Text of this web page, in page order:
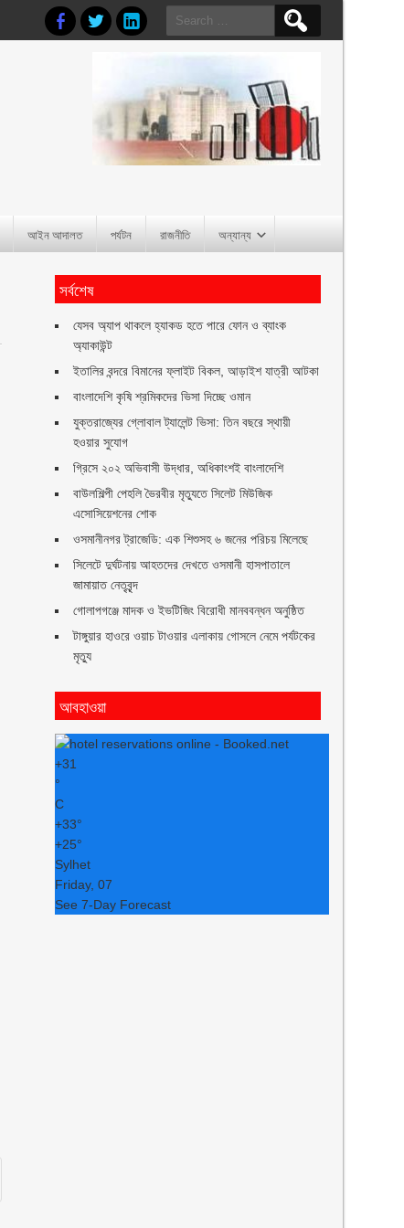
Search
for:
আইন আদালত পর্যটন রাজনীতি অন্যান্য
সর্বশেষ
যেসব অ্যাপ থাকলে হ্যাকড হতে পারে ফোন ও ব্যাংক
অ্যাকাউন্ট
ইতালির বন্দরে বিমানের ফ্লাইট বিকল, আড়াইশ যাত্রী আটকা
বাংলাদেশি কৃষি শ্রমিকদের ভিসা দিচ্ছে ওমান
যুক্তরাজ্যের গ্লোবাল ট্যালেন্ট ভিসা: তিন বছরে স্থায়ী
হওয়ার সুযোগ
গ্রিসে ২০২ অভিবাসী উদ্ধার, অধিকাংশই বাংলাদেশি
বাউলশিল্পী পেহলি ভৈরবীর মৃত্যুতে সিলেট মিউজিক
এসোসিয়েশনের শোক
ওসমানীনগর ট্রাজেডি: এক শিশুসহ ৬ জনের পরিচয় মিলেছে
সিলেটে দুর্ঘটনায় আহতদের দেখতে ওসমানী হাসপাতালে
জামায়াত নেতৃবৃন্দ
গোলাপগঞ্জে মাদক ও ইভটিজিং বিরোধী মানববন্ধন অনুষ্ঠিত
টাঙ্গুয়ার হাওরে ওয়াচ টাওয়ার এলাকায় গোসলে নেমে পর্যটকের
মৃত্যু
আবহাওয়া
+31
°
C
+33°
+25°
Sylhet
Friday, 07
See 7-Day Forecast